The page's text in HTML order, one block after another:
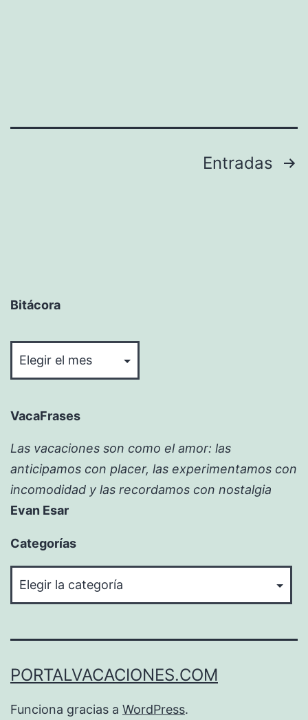
Entradas
Bitácora
VacaFrases
Las vacaciones son como el amor: las
anticipamos con placer, las experimentamos con
incomodidad y las recordamos con nostalgia
Evan Esar
Categorías
PORTALVACACIONES.COM
Funciona gracias a WordPress.